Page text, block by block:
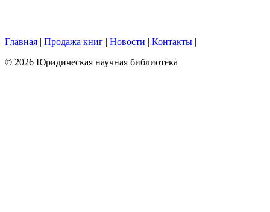
Главная | Продажа книг | Новости | Контакты |
© 2026 Юридическая научная библиотека